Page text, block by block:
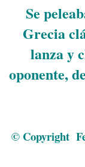
Se
Grecia
lanza y
oponente,
© Copyright